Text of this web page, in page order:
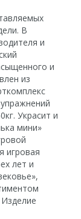
В
и
и
из
Украсит и
мини»
игровая
лет и